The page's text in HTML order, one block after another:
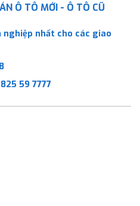
Ô TÔ MỚI - Ô TÔ CŨ
nghiệp nhất cho các giao
59 7777